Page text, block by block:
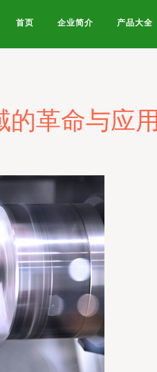
首页 企业简介 产品大全
的革命与应用